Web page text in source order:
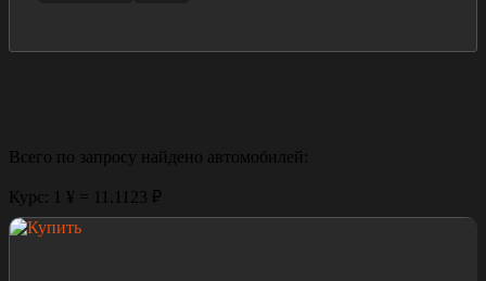
Всего по запросу найдено автомобилей:
Курс: 1 ¥ = 11.1123 ₽